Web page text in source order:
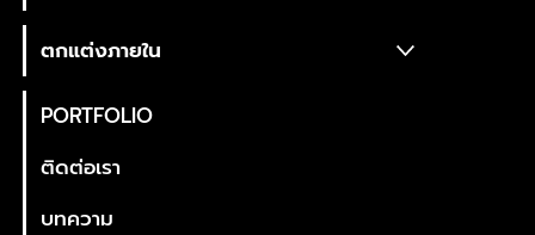
ตกแต่งภายใน
PORTFOLIO
ติดต่อเรา
บทความ